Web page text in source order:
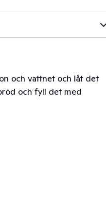
och vattnet och låt det
och fyll det med